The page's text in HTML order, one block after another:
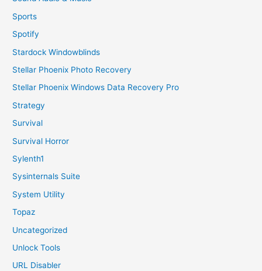
Sports
Spotify
Stardock Windowblinds
Stellar Phoenix Photo Recovery
Stellar Phoenix Windows Data Recovery Pro
Strategy
Survival
Survival Horror
Sylenth1
Sysinternals Suite
System Utility
Topaz
Uncategorized
Unlock Tools
URL Disabler